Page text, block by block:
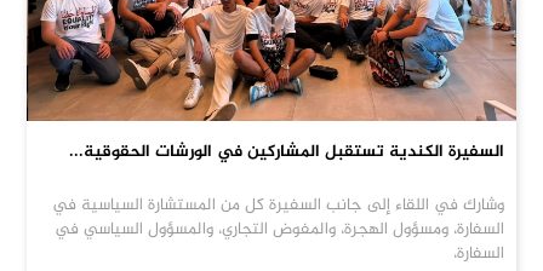
السفيرة الكندية تستقبل المشاركين في الورشات الحقوقية...
وشارك في اللقاء إلى جانب السفيرة كل من المستشارة السياسية في
السفارة، ومسؤول الهجرة، والمفوض التجاري، والمسؤول السياسي في
السفارة،